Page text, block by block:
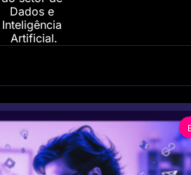
Dados e
Inteligência
Artificial.